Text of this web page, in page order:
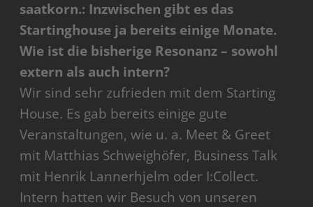
saatkorn.: Inzwischen gibt es das
Startinghouse ja bereits einige Monate.
Wie ist die bisherige Resonanz – sowohl
extern als auch intern?
Wir sind sehr zufrieden mit dem Starting
House. Es gab bereits einige gute
Veranstaltungen, wie u. a. Meet & Greet
mit Matthias Schweighöfer, Business Talk
mit Henrik Lannerhjelm oder I:Collect.
Intern hatten wir Besuch von unseren